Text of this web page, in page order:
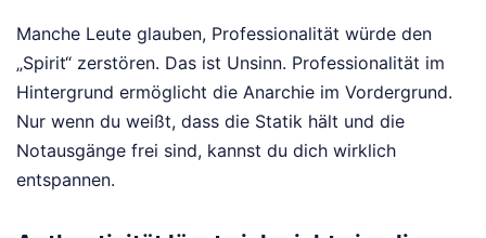
Manche Leute glauben, Professionalität würde den
„Spirit“ zerstören. Das ist Unsinn. Professionalität im
Hintergrund ermöglicht die Anarchie im Vordergrund.
Nur wenn du weißt, dass die Statik hält und die
Notausgänge frei sind, kannst du dich wirklich
entspannen.